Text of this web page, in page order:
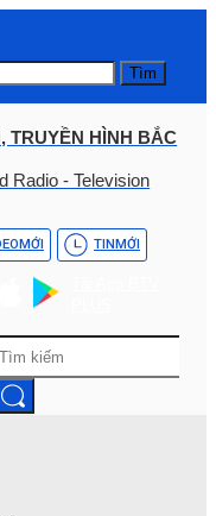
Tìm
TRUYỀN HÌNH BẮC
Radio - Television
MỚI TINMỚI